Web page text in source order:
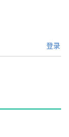
登录